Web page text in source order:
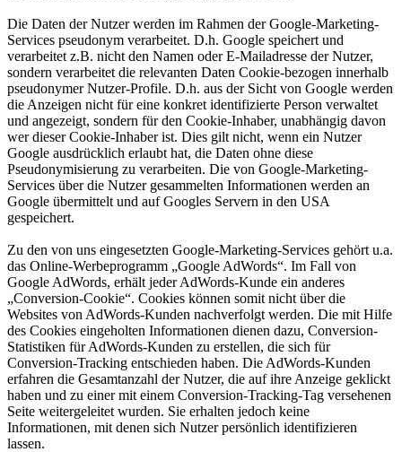
Die Daten der Nutzer werden im Rahmen der Google-Marketing-
Services pseudonym verarbeitet. D.h. Google speichert und
verarbeitet z.B. nicht den Namen oder E-Mailadresse der Nutzer,
sondern verarbeitet die relevanten Daten Cookie-bezogen innerhalb
pseudonymer Nutzer-Profile. D.h. aus der Sicht von Google werden
die Anzeigen nicht für eine konkret identifizierte Person verwaltet
und angezeigt, sondern für den Cookie-Inhaber, unabhängig davon
wer dieser Cookie-Inhaber ist. Dies gilt nicht, wenn ein Nutzer
Google ausdrücklich erlaubt hat, die Daten ohne diese
Pseudonymisierung zu verarbeiten. Die von Google-Marketing-
Services über die Nutzer gesammelten Informationen werden an
Google übermittelt und auf Googles Servern in den USA
gespeichert.
Zu den von uns eingesetzten Google-Marketing-Services gehört u.a.
das Online-Werbeprogramm „Google AdWords“. Im Fall von
Google AdWords, erhält jeder AdWords-Kunde ein anderes
„Conversion-Cookie“. Cookies können somit nicht über die
Websites von AdWords-Kunden nachverfolgt werden. Die mit Hilfe
des Cookies eingeholten Informationen dienen dazu, Conversion-
Statistiken für AdWords-Kunden zu erstellen, die sich für
Conversion-Tracking entschieden haben. Die AdWords-Kunden
erfahren die Gesamtanzahl der Nutzer, die auf ihre Anzeige geklickt
haben und zu einer mit einem Conversion-Tracking-Tag versehenen
Seite weitergeleitet wurden. Sie erhalten jedoch keine
Informationen, mit denen sich Nutzer persönlich identifizieren
lassen.